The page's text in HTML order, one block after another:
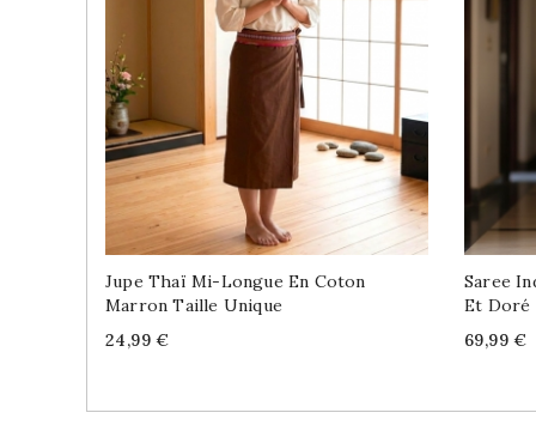
Jupe Thaï Mi-Longue En Coton
Marron Taille Unique
Price
24,99 €
Saree
Et Doré
Price
69,99 €